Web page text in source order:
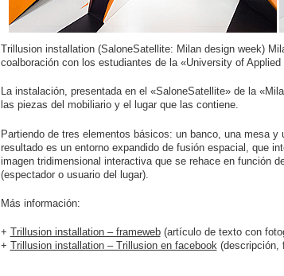
Trillusion installation (SaloneSatellite: Milan design week)
coalboración con los estudiantes de la «University of
La instalación, presentada en el «SaloneSatellite» de la
las piezas del mobiliario y el lugar que las contiene.
Partiendo de tres elementos básicos: un banco, una mesa
resultado es un entorno expandido de fusión espacial, que
imagen tridimensional interactiva que se rehace en función
(espectador o usuario del lugar).
Más información:
+ Trillusion installation – frameweb(artículo de texto con
+ Trillusion installation – Trillusion en facebook(descripción,